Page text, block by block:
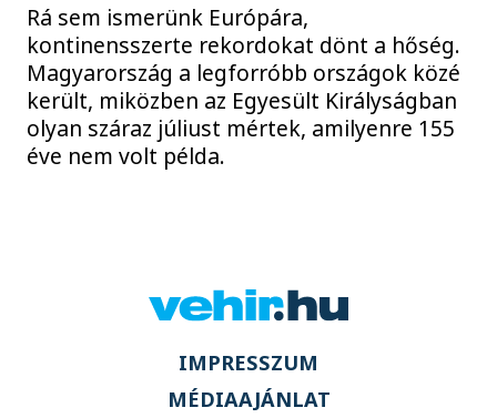
Rá sem ismerünk Európára,
kontinensszerte rekordokat dönt a hőség.
Magyarország a legforróbb országok közé
került, miközben az Egyesült Királyságban
olyan száraz júliust mértek, amilyenre 155
éve nem volt példa.
IMPRESSZUM
MÉDIAAJÁNLAT